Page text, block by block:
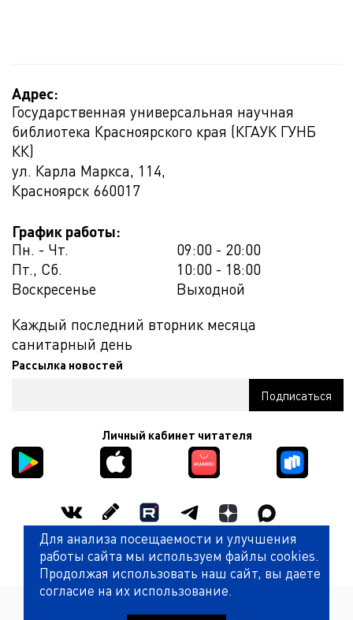
Адрес:
Государственная универсальная научная
библиотека Красноярского края (КГАУК ГУНБ
КК)
ул. Карла Маркса, 114,
Красноярск 660017
График работы:
Пн. - Чт.
09:00 - 20:00
Пт., Сб.
10:00 - 18:00
Воскресенье
Выходной
Каждый последний вторник месяца
санитарный день
Рассылка новостей
Личный кабинет читателя
Оценить работу библиотеки
Для анализа посещаемости и улучшения
работы сайта мы используем файлы cookies.
Продолжая использовать наш сайт, вы даете
согласие на их использование.